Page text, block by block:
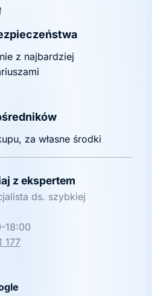
z najbardziej
za własne środki
z ekspertem
ds. szybkiej
18:00
177